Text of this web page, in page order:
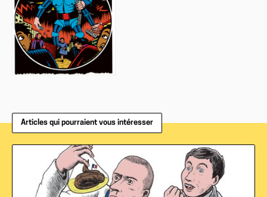
Articles qui pourraient vous intéresser